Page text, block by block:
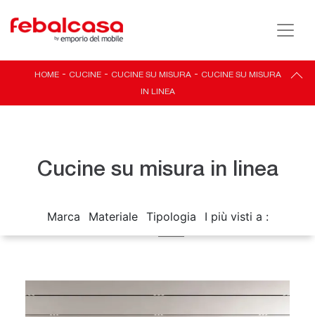
HOME- CUCINE- CUCINE SU MISURA- CUCINE SU MISURA
IN LINEA
Cucine su misura in linea
Marca Materiale Tipologia I più visti a :